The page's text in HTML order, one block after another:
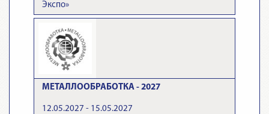
Экспо»
МЕТАЛЛООБРАБОТКА - 2027
12.05.2027 - 15.05.2027